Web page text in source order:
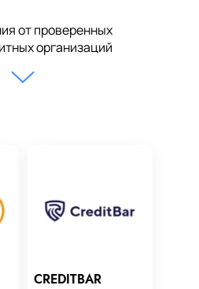
от проверенных
организаций
CREDITBAR